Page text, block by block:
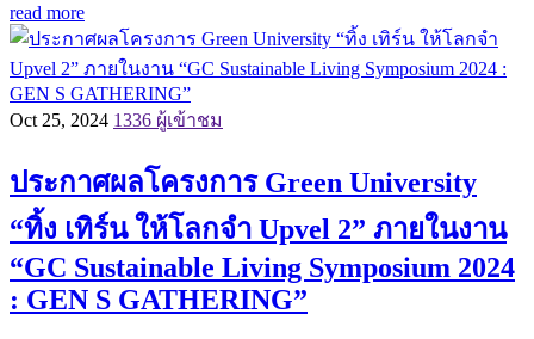
read more
Oct 25, 2024 1336 ผู้เข้าชม
ประกาศผลโครงการ Green University
“ทิ้ง เทิร์น ให้โลกจำ Upvel 2” ภายในงาน
“GC Sustainable Living Symposium 2024
: GEN S GATHERING”